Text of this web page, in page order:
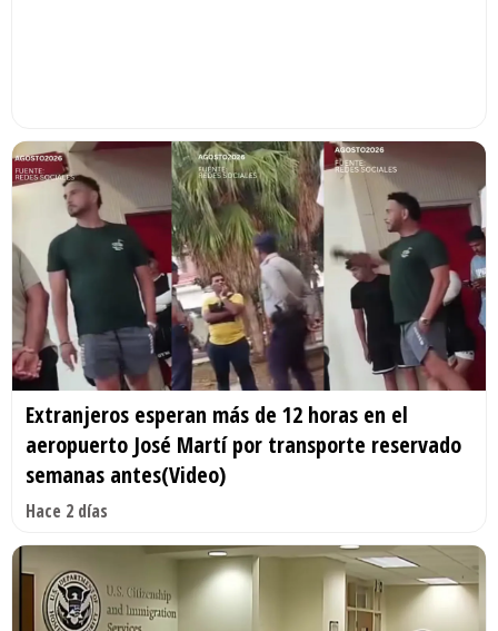
Extranjeros esperan más de 12 horas en el
aeropuerto José Martí por transporte reservado
semanas antes(Video)
Hace 2 días